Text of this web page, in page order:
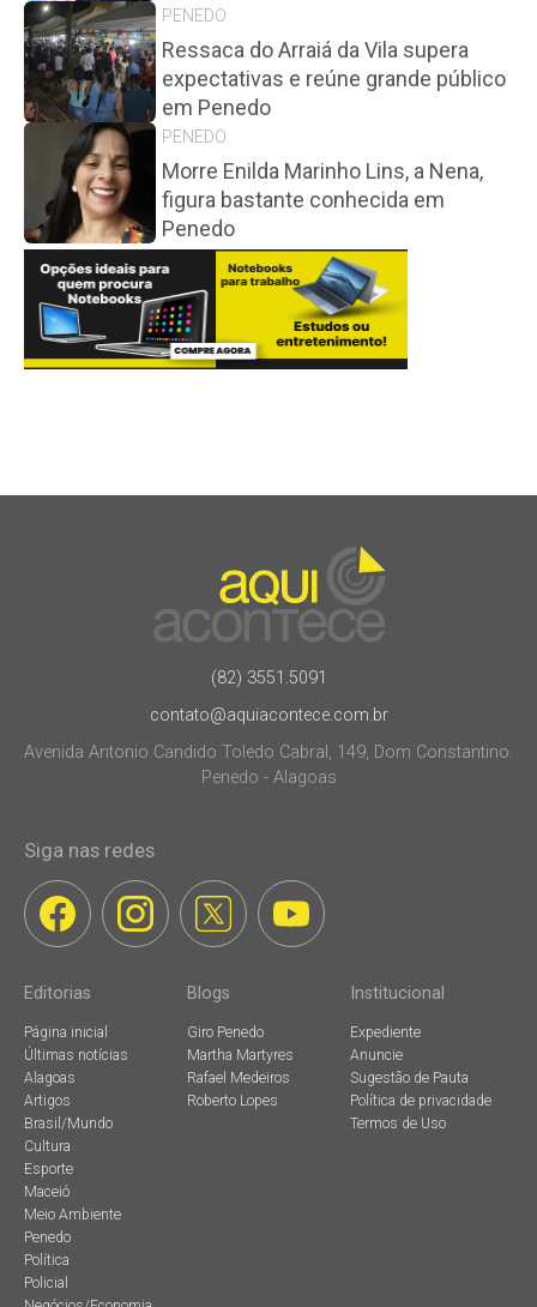
PENEDO
Ressaca do Arraiá da Vila supera
expectativas e reúne grande público
em Penedo
PENEDO
Morre Enilda Marinho Lins, a Nena,
figura bastante conhecida em
Penedo
(82) 3551.5091
contato@aquiacontece.com.br
Avenida Antonio Candido Toledo Cabral, 149, Dom Constantino.
Penedo - Alagoas
Siga nas redes
Editorias
Página inicial
Últimas notícias
Alagoas
Artigos
Brasil/Mundo
Cultura
Esporte
Maceió
Meio Ambiente
Penedo
Política
Policial
Blogs
Giro Penedo
Martha Martyres
Rafael Medeiros
Roberto Lopes
Institucional
Expediente
Anuncie
Sugestão de Pauta
Política de privacidade
Termos de Uso